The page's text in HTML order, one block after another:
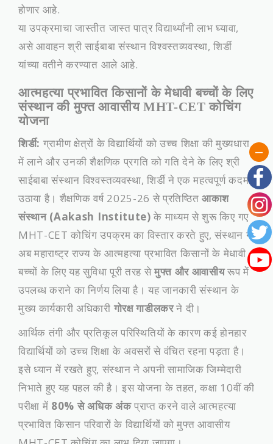
होणार आहे.
या उपक्रमाचा जास्तीत जास्त पात्र विद्यार्थ्यांनी लाभ घ्यावा,
असे आवाहन श्री साईबाबा संस्थान विश्वस्तव्यवस्था, शिर्डी
यांच्या वतीने करण्यात आले आहे.
आत्महत्या प्रभावित किसानों के मेधावी बच्चों के लिए
संस्थान की मुफ्त आवासीय MHT-CET कोचिंग
योजना
शिर्डी: ग्रामीण क्षेत्रों के विद्यार्थियों को उच्च शिक्षा की मुख्यधारा
में लाने और उनकी शैक्षणिक प्रगति को गति देने के लिए श्री
साईबाबा संस्थान विश्वस्तव्यवस्था, शिर्डी ने एक महत्वपूर्ण कदम
उठाया है। शैक्षणिक वर्ष 2025-26 से प्रतिष्ठितआकाश
संस्थान (Aakash Institute) के माध्यम से शुरू किए गए
MHT-CET कोचिंग उपक्रम का विस्तार करते हुए, संस्थान ने
अब महाराष्ट्र राज्य के आत्महत्या प्रभावित किसानों के मेधावी
बच्चों के लिए यह सुविधा पूरी तरह सेमुफ्त और आवासीयरूप में
उपलब्ध कराने का निर्णय लिया है। यह जानकारी संस्थान के
मुख्य कार्यकारी अधिकारी गोरक्ष गाडीलकरने दी।
​आर्थिक तंगी और प्रतिकूल परिस्थितियों के कारण कई होनहार
विद्यार्थियों को उच्च शिक्षा के अवसरों से वंचित रहना पड़ता है।
इसे ध्यान में रखते हुए, संस्थान ने अपनी सामाजिक जिम्मेदारी
निभाते हुए यह पहल की है। इस योजना के तहत, कक्षा 10वीं की
परीक्षा में 80% से अधिक अंकप्राप्त करने वाले आत्महत्या
प्रभावित किसान परिवारों के विद्यार्थियों को मुफ्त आवासीय